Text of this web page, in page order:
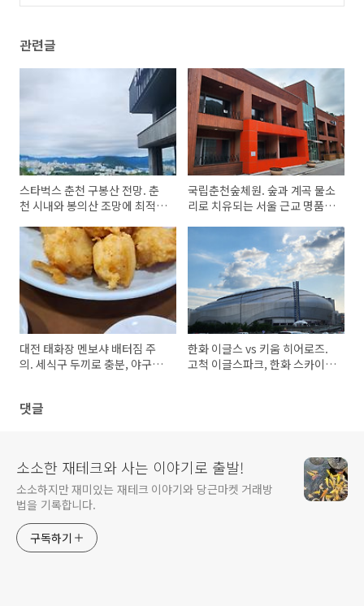
관련글
스타벅스 춘천 구봉산 전망. 춘
천 시내와 봉의산 조망에 최적의
국립춘천숲체원. 숲과 계곡 물소
리로 치유되는 서울 근교 명품
대전 태화장 멘보샤 배터짐 주
의. 세식구 두끼로 충분, 야구장
한화 이글스 vs 키움 히어로즈.
고척 이글스파크, 한화 스카이돔
댓글
소소한 재테크와 사는 이야기로 출발!
소소하지만 재미있는 재테크 이야기와 당근마켓 거래방
법을 기록합니다.
구독하기